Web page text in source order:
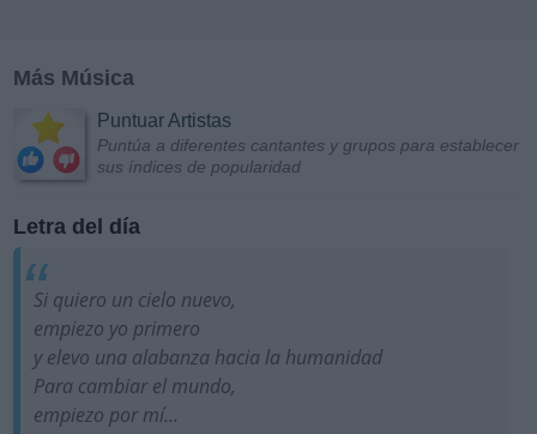
Más Música
Puntuar Artistas
Puntúa a diferentes cantantes y grupos para establecer
sus índices de popularidad
Letra del día
Si quiero un cielo nuevo,
empiezo yo primero
y elevo una alabanza hacia la humanidad
Para cambiar el mundo,
empiezo por mí...